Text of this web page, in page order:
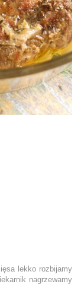
lekko rozbijamy
nagrzewamy